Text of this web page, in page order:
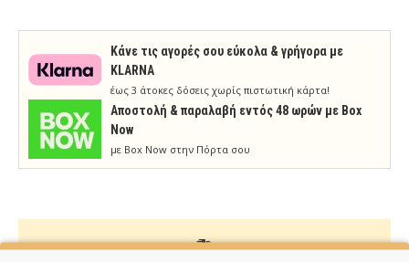
Κάνε τις αγορές σου εύκολα & γρήγορα με
KLARNA
έως 3 άτοκες δόσεις χωρίς πιστωτική κάρτα!
Aποστολή & παραλαβή εντός 48 ωρών με Box
Now
με Box Now στην Πόρτα σου